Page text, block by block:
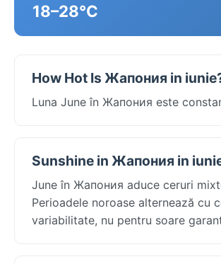
18–28°C
How Hot Is Жапония in
Luna June în Жапония este
Sunshine in Жапония in
June în Жапония aduce ceruri
Perioadele noroase alternează cu
variabilitate, nu pentru soare